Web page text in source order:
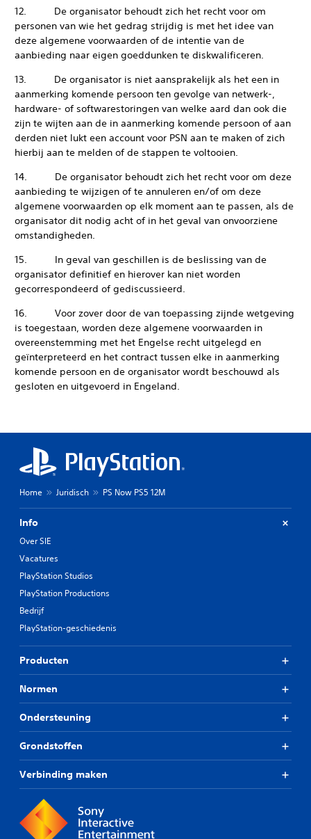
12. De organisator behoudt zich het recht voor om
personen van wie het gedrag strijdig is met het idee van
deze algemene voorwaarden of de intentie van de
aanbieding naar eigen goeddunken te diskwalificeren.
13. De organisator is niet aansprakelijk als het een in
aanmerking komende persoon ten gevolge van netwerk-,
hardware- of softwarestoringen van welke aard dan ook die
zijn te wijten aan de in aanmerking komende persoon of aan
derden niet lukt een account voor PSN aan te maken of zich
hierbij aan te melden of de stappen te voltooien.
14. De organisator behoudt zich het recht voor om deze
aanbieding te wijzigen of te annuleren en/of om deze
algemene voorwaarden op elk moment aan te passen, als de
organisator dit nodig acht of in het geval van onvoorziene
omstandigheden.
15. In geval van geschillen is de beslissing van de
organisator definitief en hierover kan niet worden
gecorrespondeerd of gediscussieerd.
16. Voor zover door de van toepassing zijnde wetgeving
is toegestaan, worden deze algemene voorwaarden in
overeenstemming met het Engelse recht uitgelegd en
geïnterpreteerd en het contract tussen elke in aanmerking
komende persoon en de organisator wordt beschouwd als
gesloten en uitgevoerd in Engeland.
Home Juridisch PS Now PS5 12M
Info
Over SIE
Vacatures
PlayStation Studios
PlayStation Productions
Bedrijf
PlayStation-geschiedenis
Producten
Normen
Ondersteuning
Grondstoffen
Verbinding maken